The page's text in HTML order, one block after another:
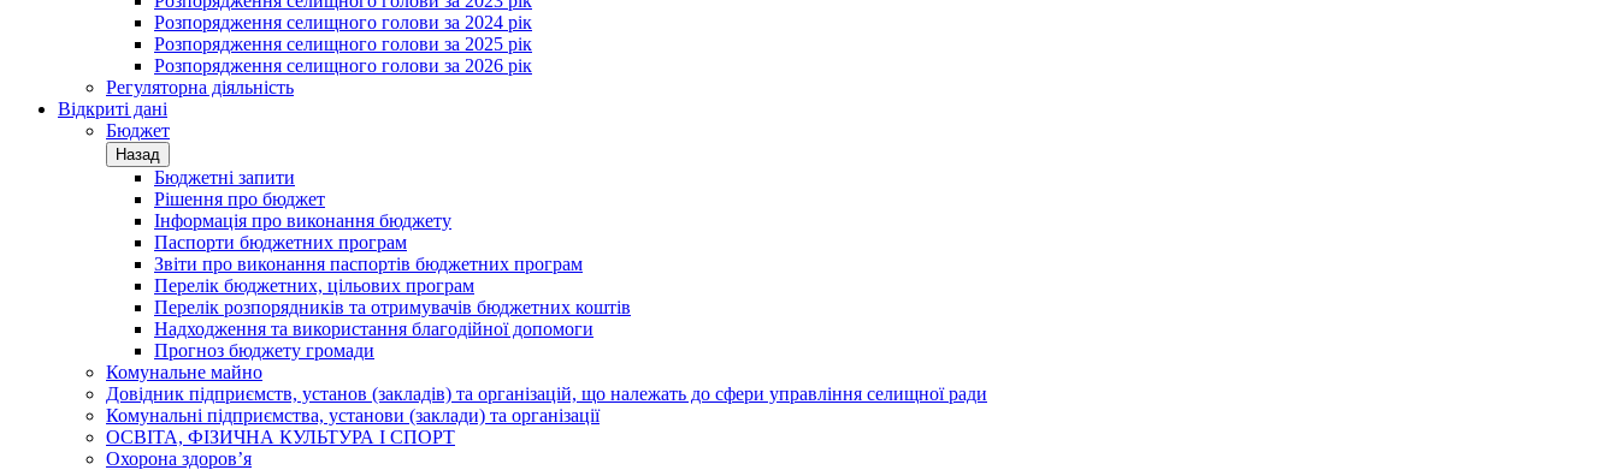
Розпорядження селищного голови за 2024 рік
Розпорядження селищного голови за 2025 рік
Розпорядження селищного голови за 2026 рік
Регуляторна діяльність
Відкриті дані
Бюджет
Назад
Бюджетні запити
Рішення про бюджет
Інформація про виконання бюджету
Паспорти бюджетних програм
Звіти про виконання паспортів бюджетних програм
Перелік бюджетних, цільових програм
Перелік розпорядників та отримувачів бюджетних коштів
Надходження та використання благодійної допомоги
Прогноз бюджету громади
Комунальне майно
Довідник підприємств, установ (закладів) та організацій, що належать до сфери управління селищної ради
Комунальні підприємства, установи (заклади) та організації
ОСВІТА, ФІЗИЧНА КУЛЬТУРА І СПОРТ
Охорона здоров’я